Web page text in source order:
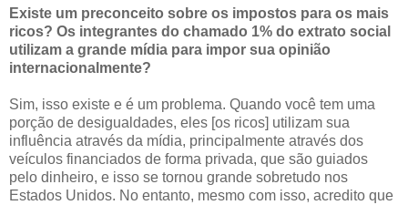
Existe um preconceito sobre os impostos para os mais
ricos? Os integrantes do chamado 1% do extrato social
utilizam a grande mídia para impor sua opinião
internacionalmente?
Sim, isso existe e é um problema. Quando você tem uma
porção de desigualdades, eles [os ricos] utilizam sua
influência através da mídia, principalmente através dos
veículos financiados de forma privada, que são guiados
pelo dinheiro, e isso se tornou grande sobretudo nos
Estados Unidos. No entanto, mesmo com isso, acredito que